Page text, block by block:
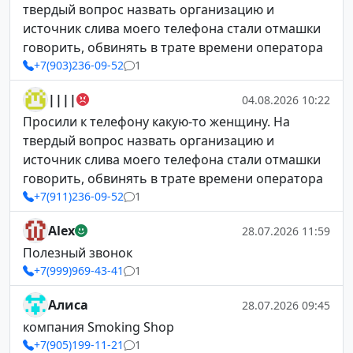
твердый вопрос назвать организацию и
источник слива моего телефона стали отмашки
говорить, обвинять в трате времени оператора
+7(903)236-09-52 1
|||| 04.08.2026 10:22
Просили к телефону какую-то женщину. На
твердый вопрос назвать организацию и
источник слива моего телефона стали отмашки
говорить, обвинять в трате времени оператора
+7(911)236-09-52 1
Alex 28.07.2026 11:59
Полезный звонок
+7(999)969-43-41 1
Алиса 28.07.2026 09:45
компания Smoking Shop
+7(905)199-11-21 1